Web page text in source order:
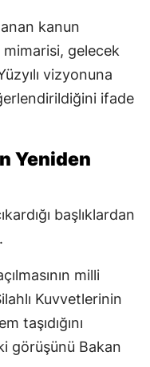
kanun
gelecek
vizyonuna
ifade
Yeniden
başlıklardan
milli
Kuvvetlerinin
taşıdığını
görüşünü Bakan